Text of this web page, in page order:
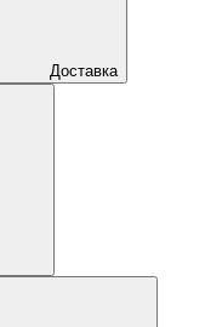
Доставка